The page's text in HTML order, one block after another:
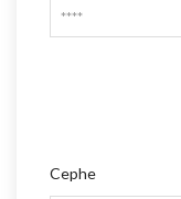
****
Cephe